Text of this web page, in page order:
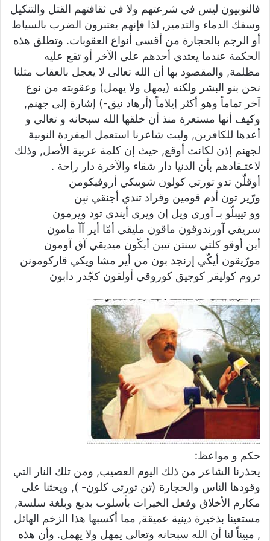
فالنوبيون ليس في شرعتهم ولا في ثقافتهم القتل والتنكيل
وسفك الدماء والتدمير, لذا فإنهم يعتبرون الضرب بالسياط
أو الرجم بالحجارة من أقسى أنواع العقوبات. وتطلق هذه
الحكمة عندما يعتدي أحدهم على الآخر أو تقع عليه
مظلمة, والمقصود بها أن الله تعالى لا يعجل بالعقاب مثلنا
نحن بنو البشر ولكنه (يمهل ولا يهمل) وعقوبته من نوع
آخر تماماً وهو أكثر إيلاماً (أرهاد نيق-) إشارة إلى جهنم,
وكيف أنها مستعرة منذ أن خلقها الله سبحانه و تعالى و
أعدها للكافرين, وليت شاعرنا استعمل المفردة النوبية
لجهنم إذن لكانت أوقع, حيث إن كلمة عربية الأصل, وذلك
لاعتـقادهم بأن الدنيا دار شقاء والآخرة دار راحة .
أوقلّن تدو تورتي كولون شوبيكي أروفيكومن
ورّير تون أدم قومين وقراد تندي أجنقي نبِن
وو تييبلّو بـ آوري ويل إن ويري أيندي تود ويرمون
سريقي آورندوقون ماقون مليقي أمّا أير آآ مامون
أين أوقو كلتي سنتن تيبن أيكّون ميديقي آق آومون
مورّيقون أيكّي إرنجد بون من أير مشا ويكي قاركومونن
تروم كوليقر كوجيق كوروقي أولقون كجّدر دابون
حكم و مواعظ:
يحذرنا الشاعر من ذلك اليوم العصيب, ومن تلك النار التي
وقودها الناس والحجارة (تن تورتى كلون- ), ويحثنا على
مكارم الأخلاق وفعل الخيرات بأسلوب بديع وبلغة سلسة,
مستعينا بذخيرة دينية عميقة, مما أكسبها هذا الزخم الهائل
, مبيناً لنا أن الله سبحانه وتعالى يمهل ولا يهمل. وأن هذه